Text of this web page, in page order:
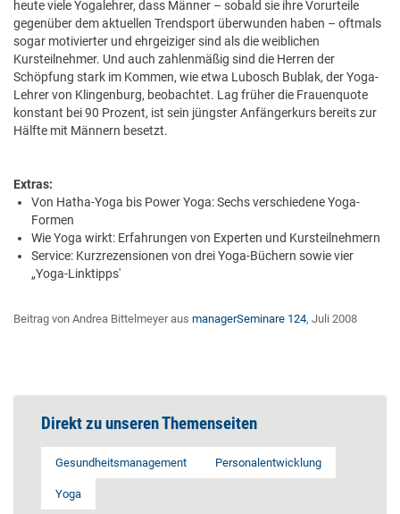
heute viele Yogalehrer, dass Männer – sobald sie ihre Vorurteile
gegenüber dem aktuellen Trendsport überwunden haben – oftmals
sogar motivierter und ehrgeiziger sind als die weiblichen
Kursteilnehmer. Und auch zahlenmäßig sind die Herren der
Schöpfung stark im Kommen, wie etwa Lubosch Bublak, der Yoga-
Lehrer von Klingenburg, beobachtet. Lag früher die Frauenquote
konstant bei 90 Prozent, ist sein jüngster Anfängerkurs bereits zur
Hälfte mit Männern besetzt.
Extras:
Von Hatha-Yoga bis Power Yoga: Sechs verschiedene Yoga-
Formen
Wie Yoga wirkt: Erfahrungen von Experten und Kursteilnehmern
Service: Kurzrezensionen von drei Yoga-Büchern sowie vier
„Yoga-Linktipps'
Beitrag von Andrea Bittelmeyer aus managerSeminare 124, Juli 2008
Direkt zu unseren Themenseiten
Gesundheitsmanagement Personalentwicklung
Yoga